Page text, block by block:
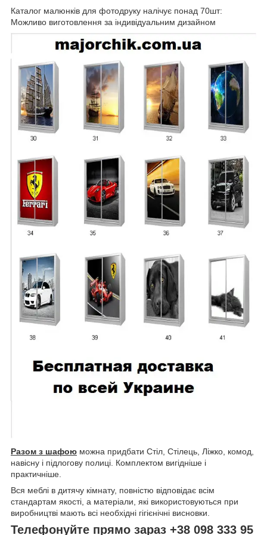
Каталог малюнків для фотодруку налічує понад 70шт:
Можливо виготовлення за індивідуальним дизайном
Разом з шафою можна придбати Стіл, Стілець, Ліжко, комод,
навісну і підлогову полиці. Комплектом вигідніше і
практичніше.
Вся меблі в дитячу кімнату, повністю відповідає всім
стандартам якості, а матеріали, які використовуються при
виробництві мають всі необхідні гігієнічні висновки.
Телефонуйте прямо зараз +38 098 333 95